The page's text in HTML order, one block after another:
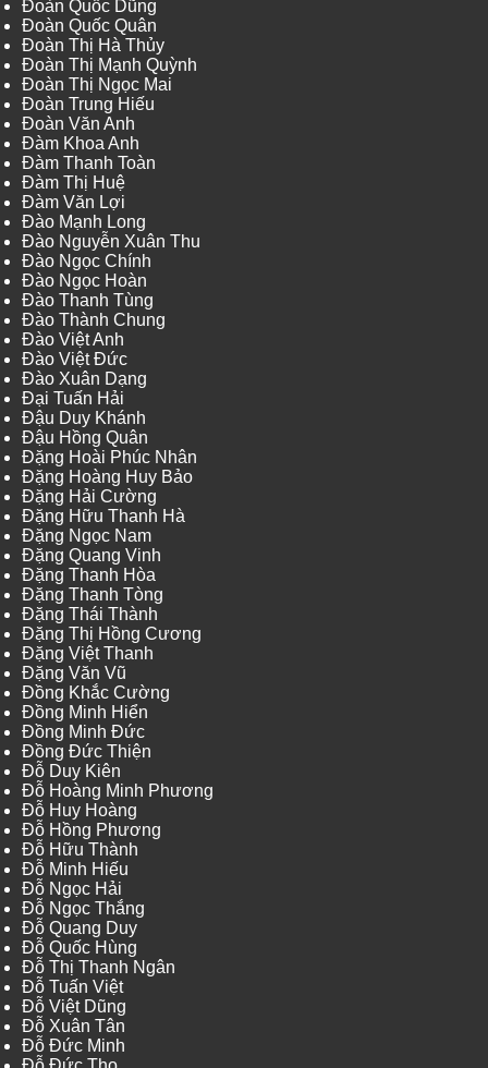
Đoàn Quốc Dũng
Đoàn Quốc Quân
Đoàn Thị Hà Thủy
Đoàn Thị Mạnh Quỳnh
Đoàn Thị Ngọc Mai
Đoàn Trung Hiếu
Đoàn Văn Anh
Đàm Khoa Anh
Đàm Thanh Toàn
Đàm Thị Huệ
Đàm Văn Lợi
Đào Mạnh Long
Đào Nguyễn Xuân Thu
Đào Ngọc Chính
Đào Ngọc Hoàn
Đào Thanh Tùng
Đào Thành Chung
Đào Việt Anh
Đào Việt Đức
Đào Xuân Dạng
Đại Tuấn Hải
Đậu Duy Khánh
Đậu Hồng Quân
Đặng Hoài Phúc Nhân
Đặng Hoàng Huy Bảo
Đặng Hải Cường
Đặng Hữu Thanh Hà
Đặng Ngọc Nam
Đặng Quang Vinh
Đặng Thanh Hòa
Đặng Thanh Tòng
Đặng Thái Thành
Đặng Thị Hồng Cương
Đặng Việt Thanh
Đặng Văn Vũ
Đồng Khắc Cường
Đồng Minh Hiển
Đồng Minh Đức
Đồng Đức Thiện
Đỗ Duy Kiên
Đỗ Hoàng Minh Phương
Đỗ Huy Hoàng
Đỗ Hồng Phương
Đỗ Hữu Thành
Đỗ Minh Hiếu
Đỗ Ngọc Hải
Đỗ Ngọc Thắng
Đỗ Quang Duy
Đỗ Quốc Hùng
Đỗ Thị Thanh Ngân
Đỗ Tuấn Việt
Đỗ Việt Dũng
Đỗ Xuân Tân
Đỗ Đức Minh